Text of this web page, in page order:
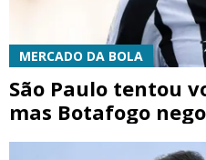
MERCADO DA BOLA
São Paulo tentou
mas Botafogo